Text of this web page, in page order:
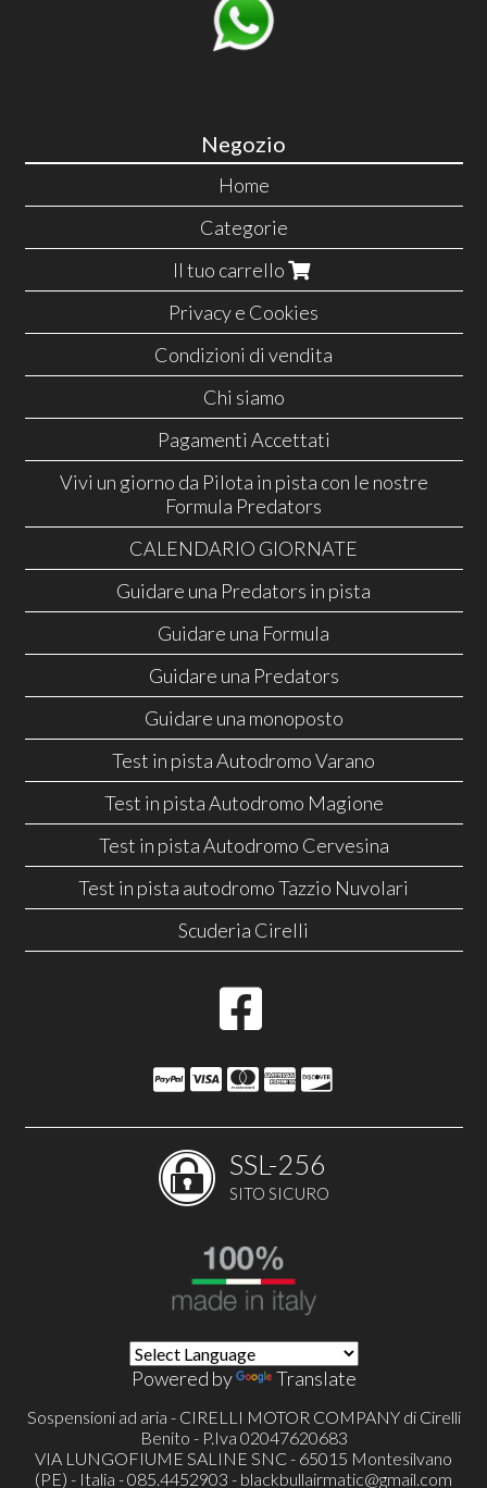
Negozio
Home
Categorie
Il tuo carrello
Privacy e Cookies
Condizioni di vendita
Chi siamo
Pagamenti Accettati
Vivi un giorno da Pilota in pista con le nostre
Formula Predators
CALENDARIO GIORNATE
Guidare una Predators in pista
Guidare una Formula
Guidare una Predators
Guidare una monoposto
Test in pista Autodromo Varano
Test in pista Autodromo Magione
Test in pista Autodromo Cervesina
Test in pista autodromo Tazzio Nuvolari
Scuderia Cirelli
SSL-256
SITO SICURO
Powered by Translate
Sospensioni ad aria - CIRELLI MOTOR COMPANY di Cirelli
Benito - P.Iva 02047620683
VIA LUNGOFIUME SALINE SNC - 65015 Montesilvano
(PE) - Italia - 085.4452903 - blackbullairmatic@gmail.com